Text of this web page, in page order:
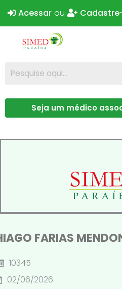
Acessar ou
Seja um médico
FARIAS
10345
02/06/2026